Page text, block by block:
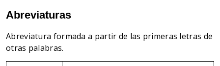
Abreviaturas
Abreviatura formada a partir de las primeras letras de
otras palabras.